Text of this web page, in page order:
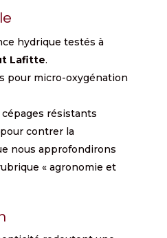
hydrique testés à
Lafitte.
pour micro-oxygénation
résistants
contrer la
nous approfondirons
« agronomie et